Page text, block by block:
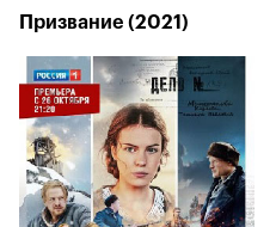
Призвание (2021)